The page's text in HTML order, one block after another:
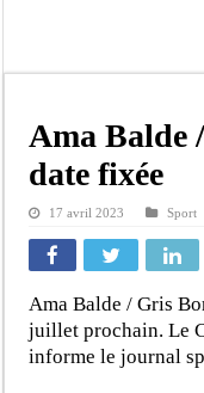
Banditisme : Fily Sané,
Affaire Farba Ngom : La
Baisse des réserves de
Un tribunal américain
Ama Balde
date fixée
17 avril 2023 Sport
Ama Balde / Gris
juillet prochain. Le
informe le journal